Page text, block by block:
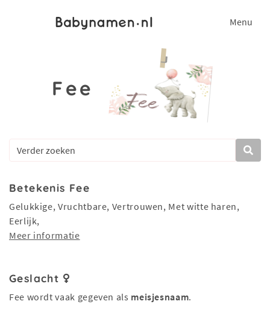
Menu
Fee
Betekenis Fee
Gelukkige, Vruchtbare, Vertrouwen, Met witte haren,
Eerlijk,
Meer informatie
Geslacht
Fee wordt vaak gegeven als meisjesnaam.